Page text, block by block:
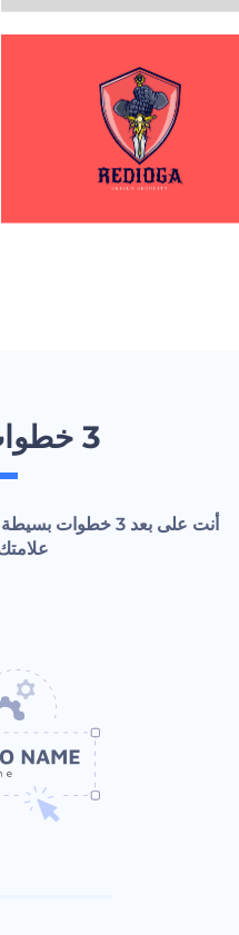
3 خطوات بسيطة
أنت على بعد 3